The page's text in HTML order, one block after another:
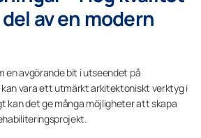
av en modern
en avgörande bit i utseendet på
vara ett utmärkt arkitektoniskt verktyg i
kan det ge många möjligheter att skapa